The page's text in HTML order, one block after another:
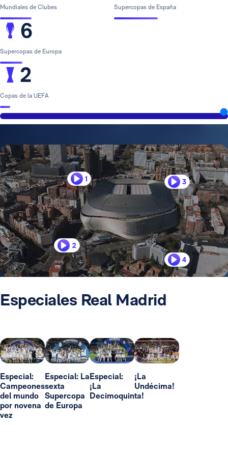
Mundiales de Clubes
6
Supercopas de Europa
2
Copas de la UEFA
Supercopas de España
1
2
3
4
Especiales Real Madrid
Especial:
Campeones
del mundo
por novena
vez
Especial: La
sexta
Supercopa
de Europa
Especial:
¡La
Decimoquinta!
¡La
Undécima!